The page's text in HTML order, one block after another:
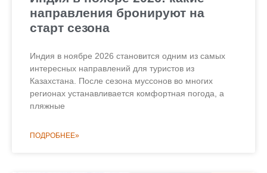
направления бронируют на
старт сезона
Индия в ноябре 2026 становится одним из самых
интересных направлений для туристов из
Казахстана. После сезона муссонов во многих
регионах устанавливается комфортная погода, а
пляжные
ПОДРОБНЕЕ»